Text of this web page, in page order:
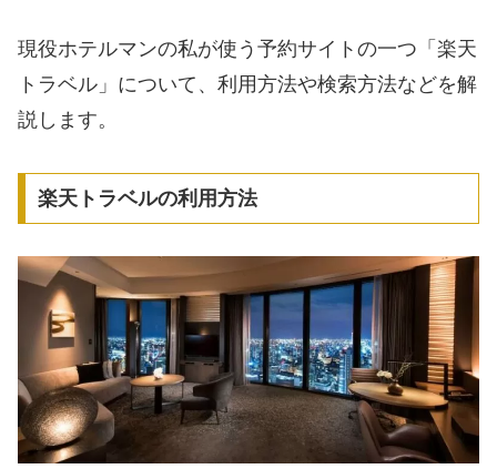
現役ホテルマンの私が使う予約サイトの一つ「楽天
トラベル」について、利用方法や検索方法などを解
説します。
楽天トラベルの利用方法